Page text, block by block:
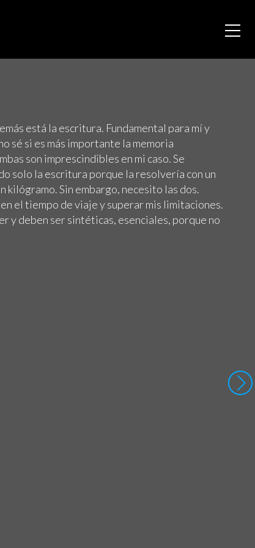
está la escritura. Fundamental para mí y
sé si es más importante la memoria
son imprescindibles en mi caso. Se
solo la escritura porque la resolvería con un
Sin embargo, necesito las dos.
el tiempo de viaje y superar mis limitaciones.
y deben ser sintéticas, esenciales, porque no